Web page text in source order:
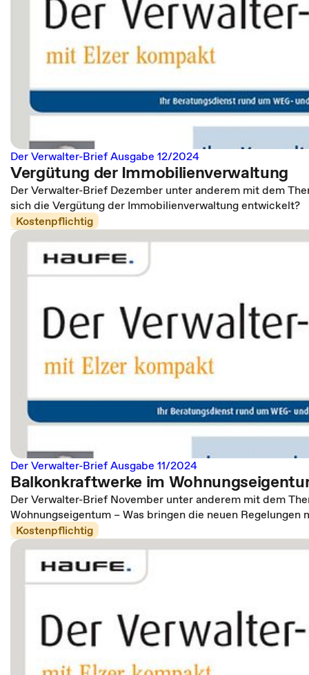
Der Verwalter-Brief Ausgabe 12/2024
Vergütung der Immobilienverwaltung
Der Verwalter-Brief Dezember unter anderem mit dem
sich die Vergütung der Immobilienverwaltung entwickelt?
Kostenpflichtig
Der Verwalter-Brief Ausgabe 11/2024
Balkonkraftwerke im
Der Verwalter-Brief November unter anderem mit dem
Wohnungseigentum – Was bringen die neuen Regelungen
Kostenpflichtig